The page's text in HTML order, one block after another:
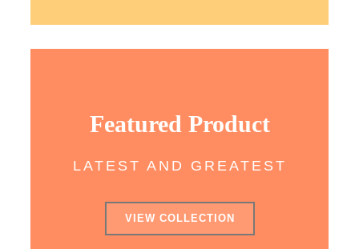
Featured Product
LATEST AND GREATEST
VIEW COLLECTION